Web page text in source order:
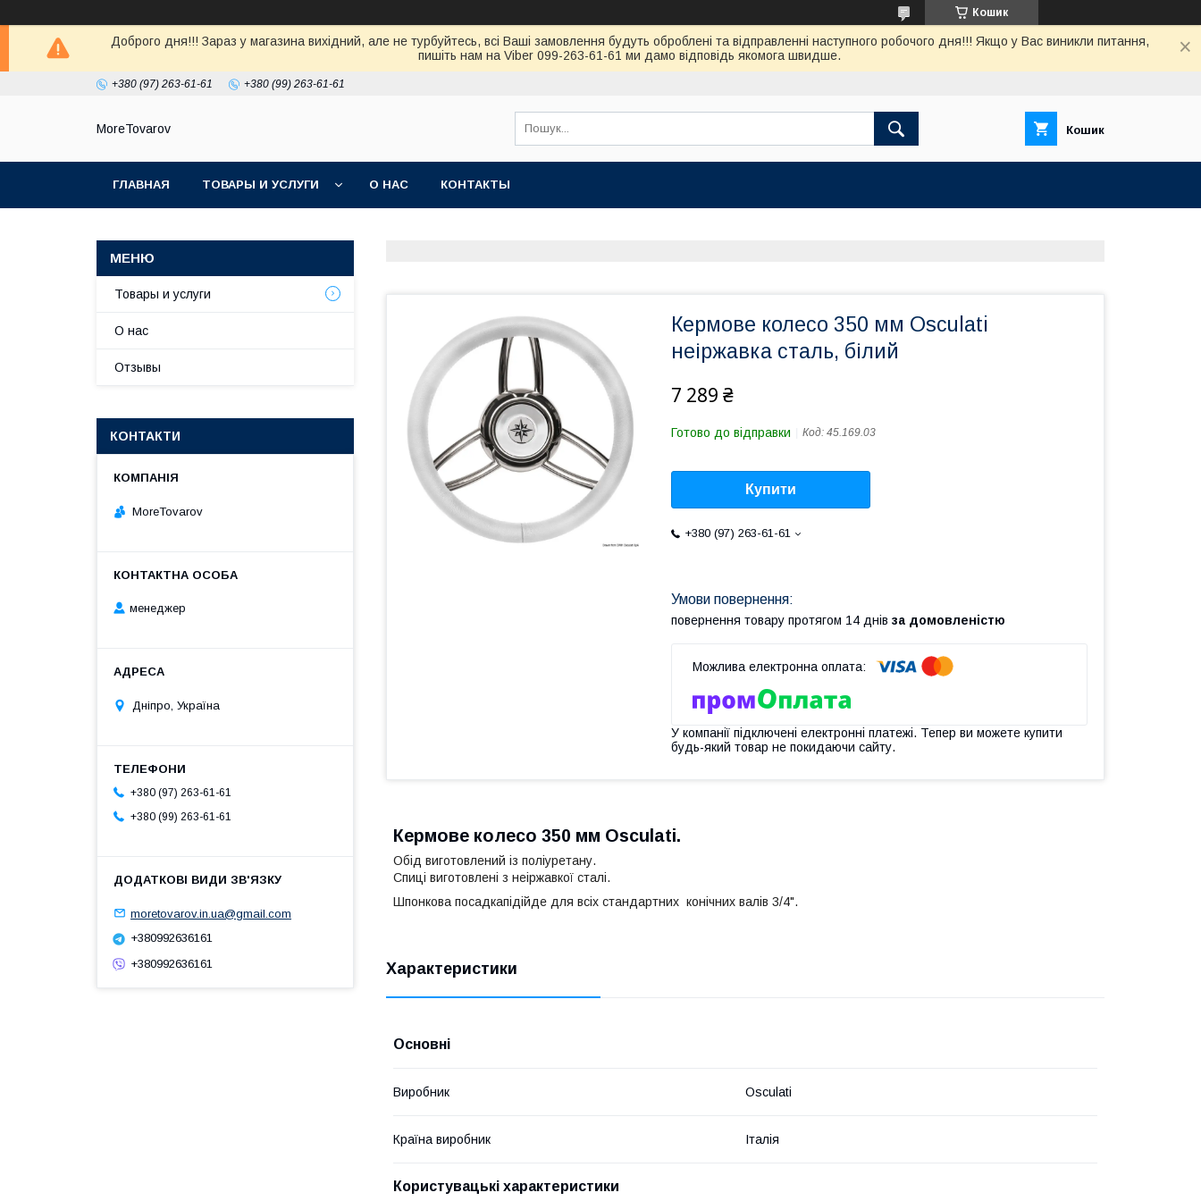
Кошик
Доброго дня!!! Зараз у магазина вихiдний, але не турбуйтесь, всi Вашi замовлення будуть обробленi та вiдправленнi наступного робочого дня!!! Якщо у Вас виникли питання,
пишiть нам на Viber 099-263-61-61 ми дамо вiдповiдь якомога швидше.
+380 (97) 263-61-61 +380 (99) 263-61-61
MoreTovarov Кошик
ГЛАВНАЯ ТОВАРЫ И УСЛУГИ О НАС КОНТАКТЫ
Кермове колесо 350 мм Osculati
неіржавка сталь, білий
7 289 ₴
Готово до відправки Код: 45.169.03
Купити
+380 (97) 263-61-61
повернення товару протягом 14 днів за домовленістю
У компанії підключені електронні платежі. Тепер ви можете купити
будь-який товар не покидаючи сайту.
Кермове колесо 350 мм Osculati.
Обід виготовлений із поліуретану.
Спиці виготовлені з неіржавкої сталі.
Шпонкова посадкапідійде для всіх стандартних конічних валів 3/4".
Характеристики
Основні
Виробник Osculati
Країна виробник Італія
Користувацькі характеристики
Товары и услуги
О нас
Отзывы
КОНТАКТИ
MoreTovarov
менеджер
Дніпро, Україна
+380 (97) 263-61-61
+380 (99) 263-61-61
moretovarov.in.ua@gmail.com
+380992636161
+380992636161